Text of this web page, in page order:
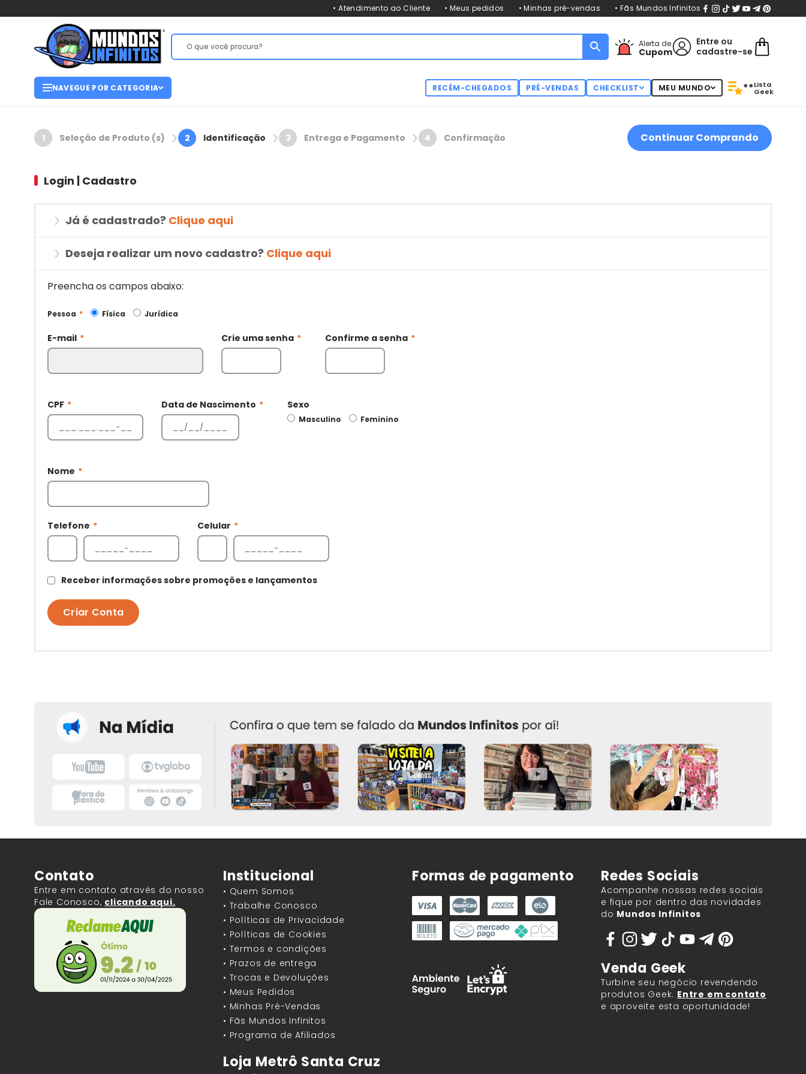
• Atendimento ao Cliente • Meus pedidos • Minhas pré-vendas • Fãs Mundos Infinitos
Alerta de
Cupom
Entre ou
cadastre-se
NAVEGUE POR CATEGORIA RECÉM-CHEGADOS PRÉ-VENDAS CHECKLIST MEU MUNDO **Lista
Geek
Continuar Comprando
1 Seleção de Produto (s) 2 Identificação 3 Entrega e Pagamento 4 Confirmação
Login | Cadastro
Já é cadastrado? Clique aqui
Deseja realizar um novo cadastro? Clique aqui
Preencha os campos abaixo:
Pessoa * Física Jurídica
E-mail * Crie uma senha * Confirme a senha *
CPF * Data de Nascimento * Sexo
Masculino Feminino
Nome *
Telefone * Celular *
Receber informações sobre promoções e lançamentos
Criar Conta
Contato
Entre em contato através do nosso
Fale Conosco, clicando aqui.
Institucional
• Quem Somos
• Trabalhe Conosco
• Políticas de Privacidade
• Políticas de Cookies
• Termos e condições
• Prazos de entrega
• Trocas e Devoluções
• Meus Pedidos
• Minhas Pré-Vendas
• Fãs Mundos Infinitos
• Programa de Afiliados
Loja Metrô Santa Cruz
Formas de pagamento Redes Sociais
Acompanhe nossas redes sociais
e fique por dentro das novidades
do Mundos Infinitos
Venda Geek
Turbine seu negócio revendendo
produtos Geek. Entre em contato
e aproveite esta oportunidade!